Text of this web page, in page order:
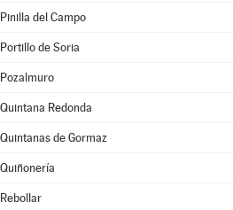
Pinilla del Campo
Portillo de Soria
Pozalmuro
Quintana Redonda
Quintanas de Gormaz
Quiñonería
Rebollar